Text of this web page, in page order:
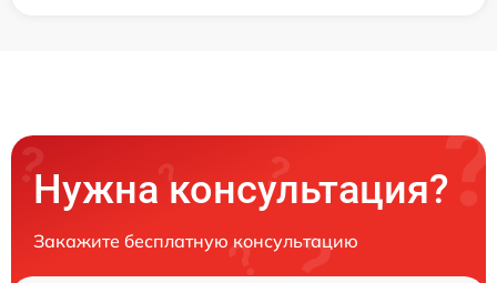
Нужна консультация?
Закажите бесплатную консультацию